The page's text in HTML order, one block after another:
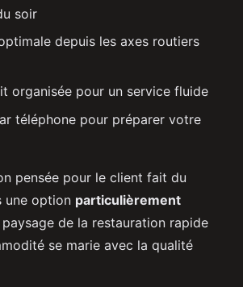
soir
depuis les axes routiers
organisée pour un service fluide
téléphone pour préparer votre
pensée pour le client fait du
une option particulièrement
de la restauration rapide
se marie avec la qualité